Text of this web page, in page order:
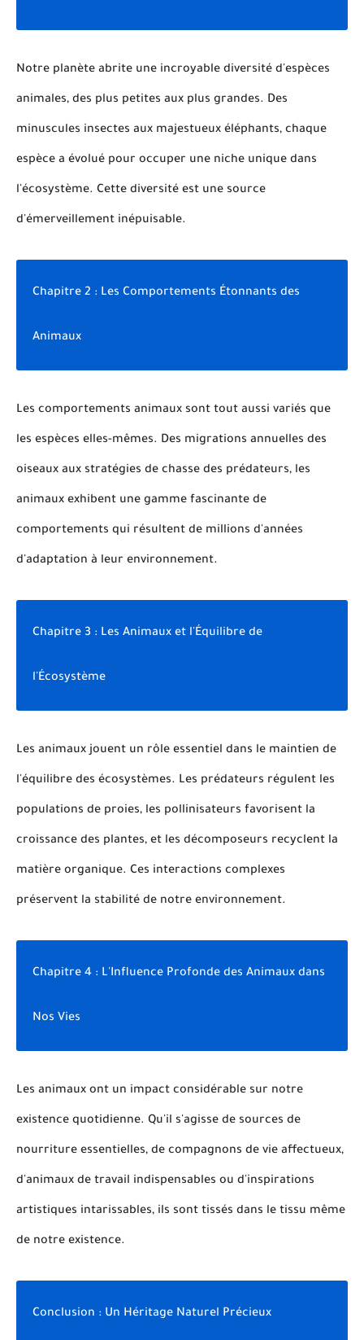
Notre planète abrite une incroyable diversité d'espèces
animales, des plus petites aux plus grandes. Des
minuscules insectes aux majestueux éléphants, chaque
espèce a évolué pour occuper une niche unique dans
l'écosystème. Cette diversité est une source
d'émerveillement inépuisable.
Chapitre 2 : Les Comportements Étonnants des
Animaux
Les comportements animaux sont tout aussi variés que
les espèces elles-mêmes. Des migrations annuelles des
oiseaux aux stratégies de chasse des prédateurs, les
animaux exhibent une gamme fascinante de
comportements qui résultent de millions d'années
d'adaptation à leur environnement.
Chapitre 3 : Les Animaux et l'Équilibre de
l'Écosystème
Les animaux jouent un rôle essentiel dans le maintien de
l'équilibre des écosystèmes. Les prédateurs régulent les
populations de proies, les pollinisateurs favorisent la
croissance des plantes, et les décomposeurs recyclent la
matière organique. Ces interactions complexes
préservent la stabilité de notre environnement.
Chapitre 4 : L'Influence Profonde des Animaux dans
Nos Vies
Les animaux ont un impact considérable sur notre
existence quotidienne. Qu'il s'agisse de sources de
nourriture essentielles, de compagnons de vie affectueux,
d'animaux de travail indispensables ou d'inspirations
artistiques intarissables, ils sont tissés dans le tissu même
de notre existence.
Conclusion : Un Héritage Naturel Précieux